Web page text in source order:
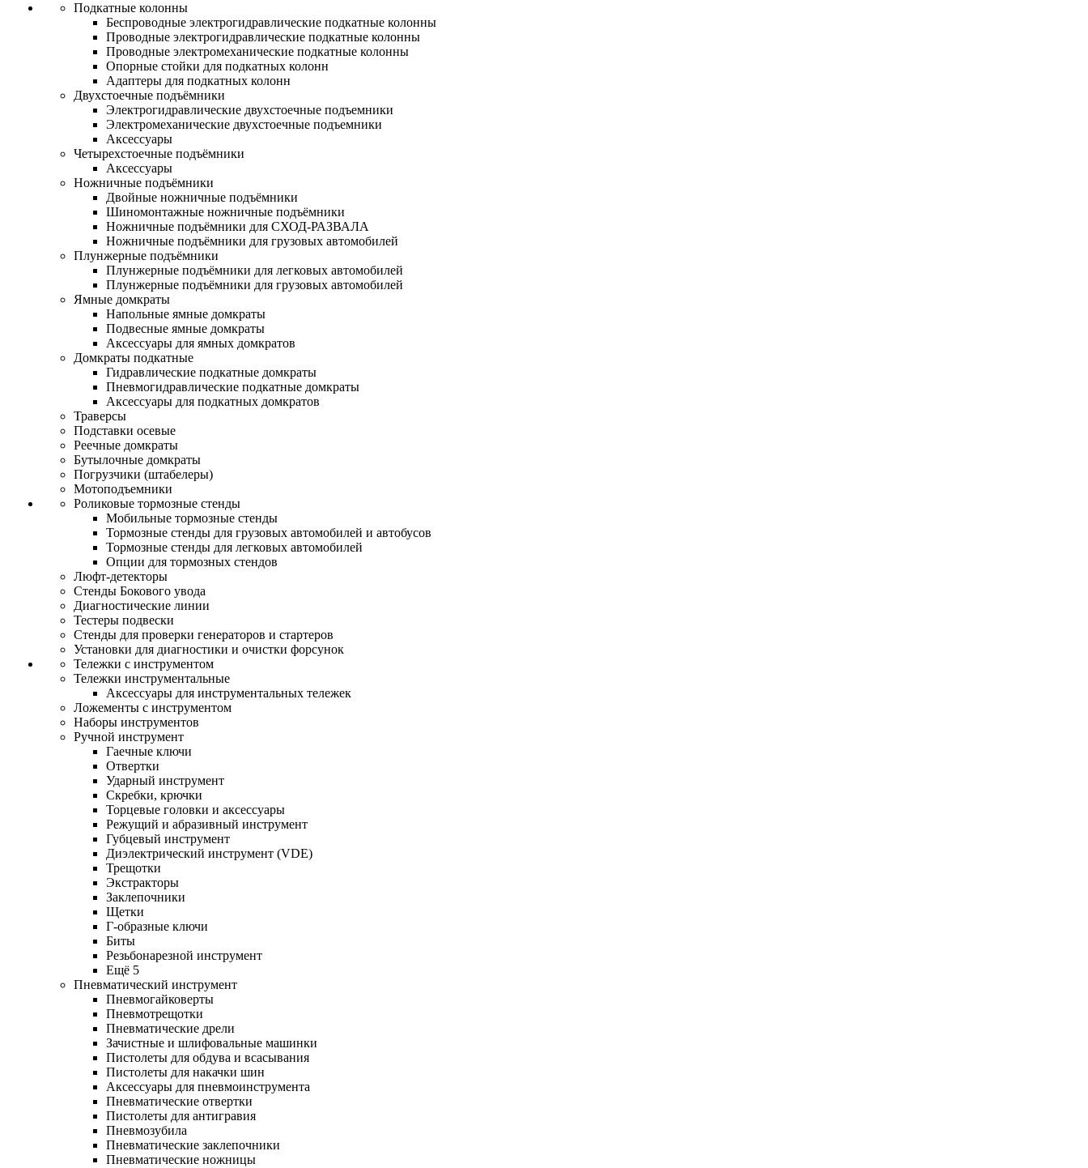
Подкатные колонны
Беспроводные электрогидравлические подкатные колонны
Проводные электрогидравлические подкатные колонны
Проводные электромеханические подкатные колонны
Опорные стойки для подкатных колонн
Адаптеры для подкатных колонн
Двухстоечные подъёмники
Электрогидравлические двухстоечные подъемники
Электромеханические двухстоечные подъемники
Аксессуары
Четырехстоечные подъёмники
Аксессуары
Ножничные подъёмники
Двойные ножничные подъёмники
Шиномонтажные ножничные подъёмники
Ножничные подъёмники для СХОД-РАЗВАЛА
Ножничные подъёмники для грузовых автомобилей
Плунжерные подъёмники
Плунжерные подъёмники для легковых автомобилей
Плунжерные подъёмники для грузовых автомобилей
Ямные домкраты
Напольные ямные домкраты
Подвесные ямные домкраты
Аксессуары для ямных домкратов
Домкраты подкатные
Гидравлические подкатные домкраты
Пневмогидравлические подкатные домкраты
Аксессуары для подкатных домкратов
Траверсы
Подставки осевые
Реечные домкраты
Бутылочные домкраты
Погрузчики (штабелеры)
Мотоподъемники
Роликовые тормозные стенды
Мобильные тормозные стенды
Тормозные стенды для грузовых автомобилей и автобусов
Тормозные стенды для легковых автомобилей
Опции для тормозных стендов
Люфт-детекторы
Стенды Бокового увода
Диагностические линии
Тестеры подвески
Стенды для проверки генераторов и стартеров
Установки для диагностики и очистки форсунок
Тележки с инструментом
Тележки инструментальные
Аксессуары для инструментальных тележек
Ложементы с инструментом
Наборы инструментов
Ручной инструмент
Гаечные ключи
Отвертки
Ударный инструмент
Скребки, крючки
Торцевые головки и аксессуары
Режущий и абразивный инструмент
Губцевый инструмент
Диэлектрический инструмент (VDE)
Трещотки
Экстракторы
Заклепочники
Щетки
Г-образные ключи
Биты
Резьбонарезной инструмент
Ещё 5
Пневматический инструмент
Пневмогайковерты
Пневмотрещотки
Пневматические дрели
Зачистные и шлифовальные машинки
Пистолеты для обдува и всасывания
Пистолеты для накачки шин
Аксессуары для пневмоинструмента
Пневматические отвертки
Пистолеты для антигравия
Пневмозубила
Пневматические заклепочники
Пневматические ножницы